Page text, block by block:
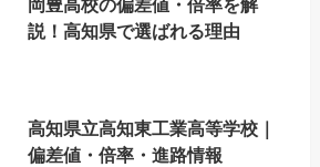
岡豊高校の偏差値・倍率を解
説！高知県で選ばれる理由
高知県立高知東工業高等学校｜
偏差値・倍率・進路情報